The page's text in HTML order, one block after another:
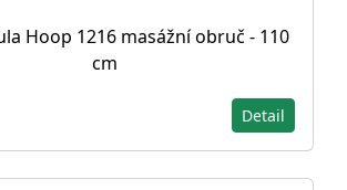
Hoop 1216 masážní obruč - 110
cm
Detail